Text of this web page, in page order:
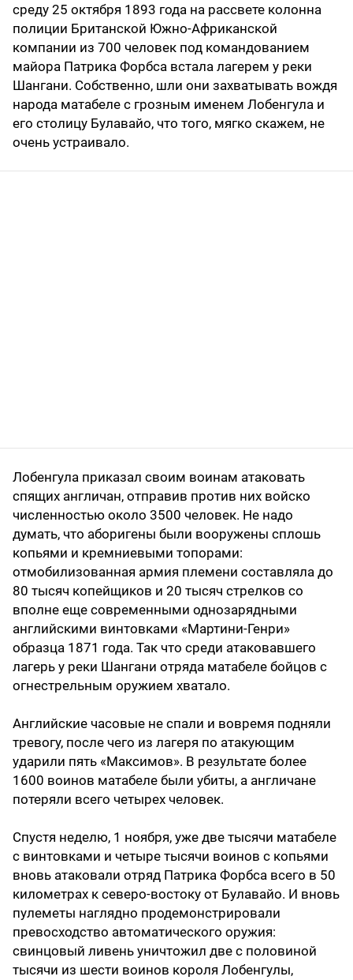
среду 25 октября 1893 года на рассвете колонна
полиции Британской Южно-Африканской
компании из 700 человек под командованием
майора Патрика Форбса встала лагерем у реки
Шангани. Собственно, шли они захватывать вождя
народа матабеле с грозным именем Лобенгула и
его столицу Булавайо, что того, мягко скажем, не
очень устраивало.
Лобенгула приказал своим воинам атаковать
спящих англичан, отправив против них войско
численностью около 3500 человек. Не надо
думать, что аборигены были вооружены сплошь
копьями и кремниевыми топорами:
отмобилизованная армия племени составляла до
80 тысяч копейщиков и 20 тысяч стрелков со
вполне еще современными однозарядными
английскими винтовками «Мартини-Генри»
образца 1871 года. Так что среди атаковавшего
лагерь у реки Шангани отряда матабеле бойцов с
огнестрельным оружием хватало.
Английские часовые не спали и вовремя подняли
тревогу, после чего из лагеря по атакующим
ударили пять «Максимов». В результате более
1600 воинов матабеле были убиты, а англичане
потеряли всего четырех человек.
Спустя неделю, 1 ноября, уже две тысячи матабеле
с винтовками и четыре тысячи воинов с копьями
вновь атаковали отряд Патрика Форбса всего в 50
километрах к северо-востоку от Булавайо. И вновь
пулеметы наглядно продемонстрировали
превосходство автоматического оружия:
свинцовый ливень уничтожил две с половиной
тысячи из шести воинов короля Лобенгулы,